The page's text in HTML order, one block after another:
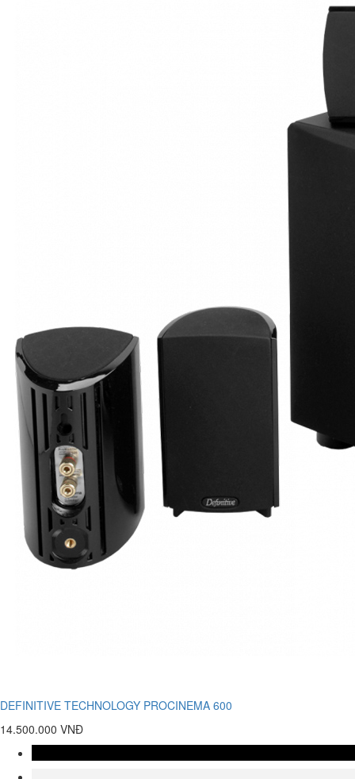
DEFINITIVE TECHNOLOGY PROCINEMA 600
14.500.000 VNĐ